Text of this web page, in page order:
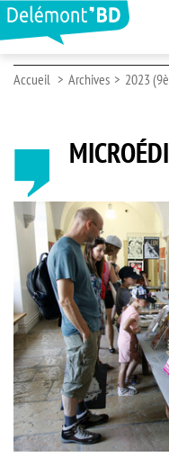
Accueil Archives 2023